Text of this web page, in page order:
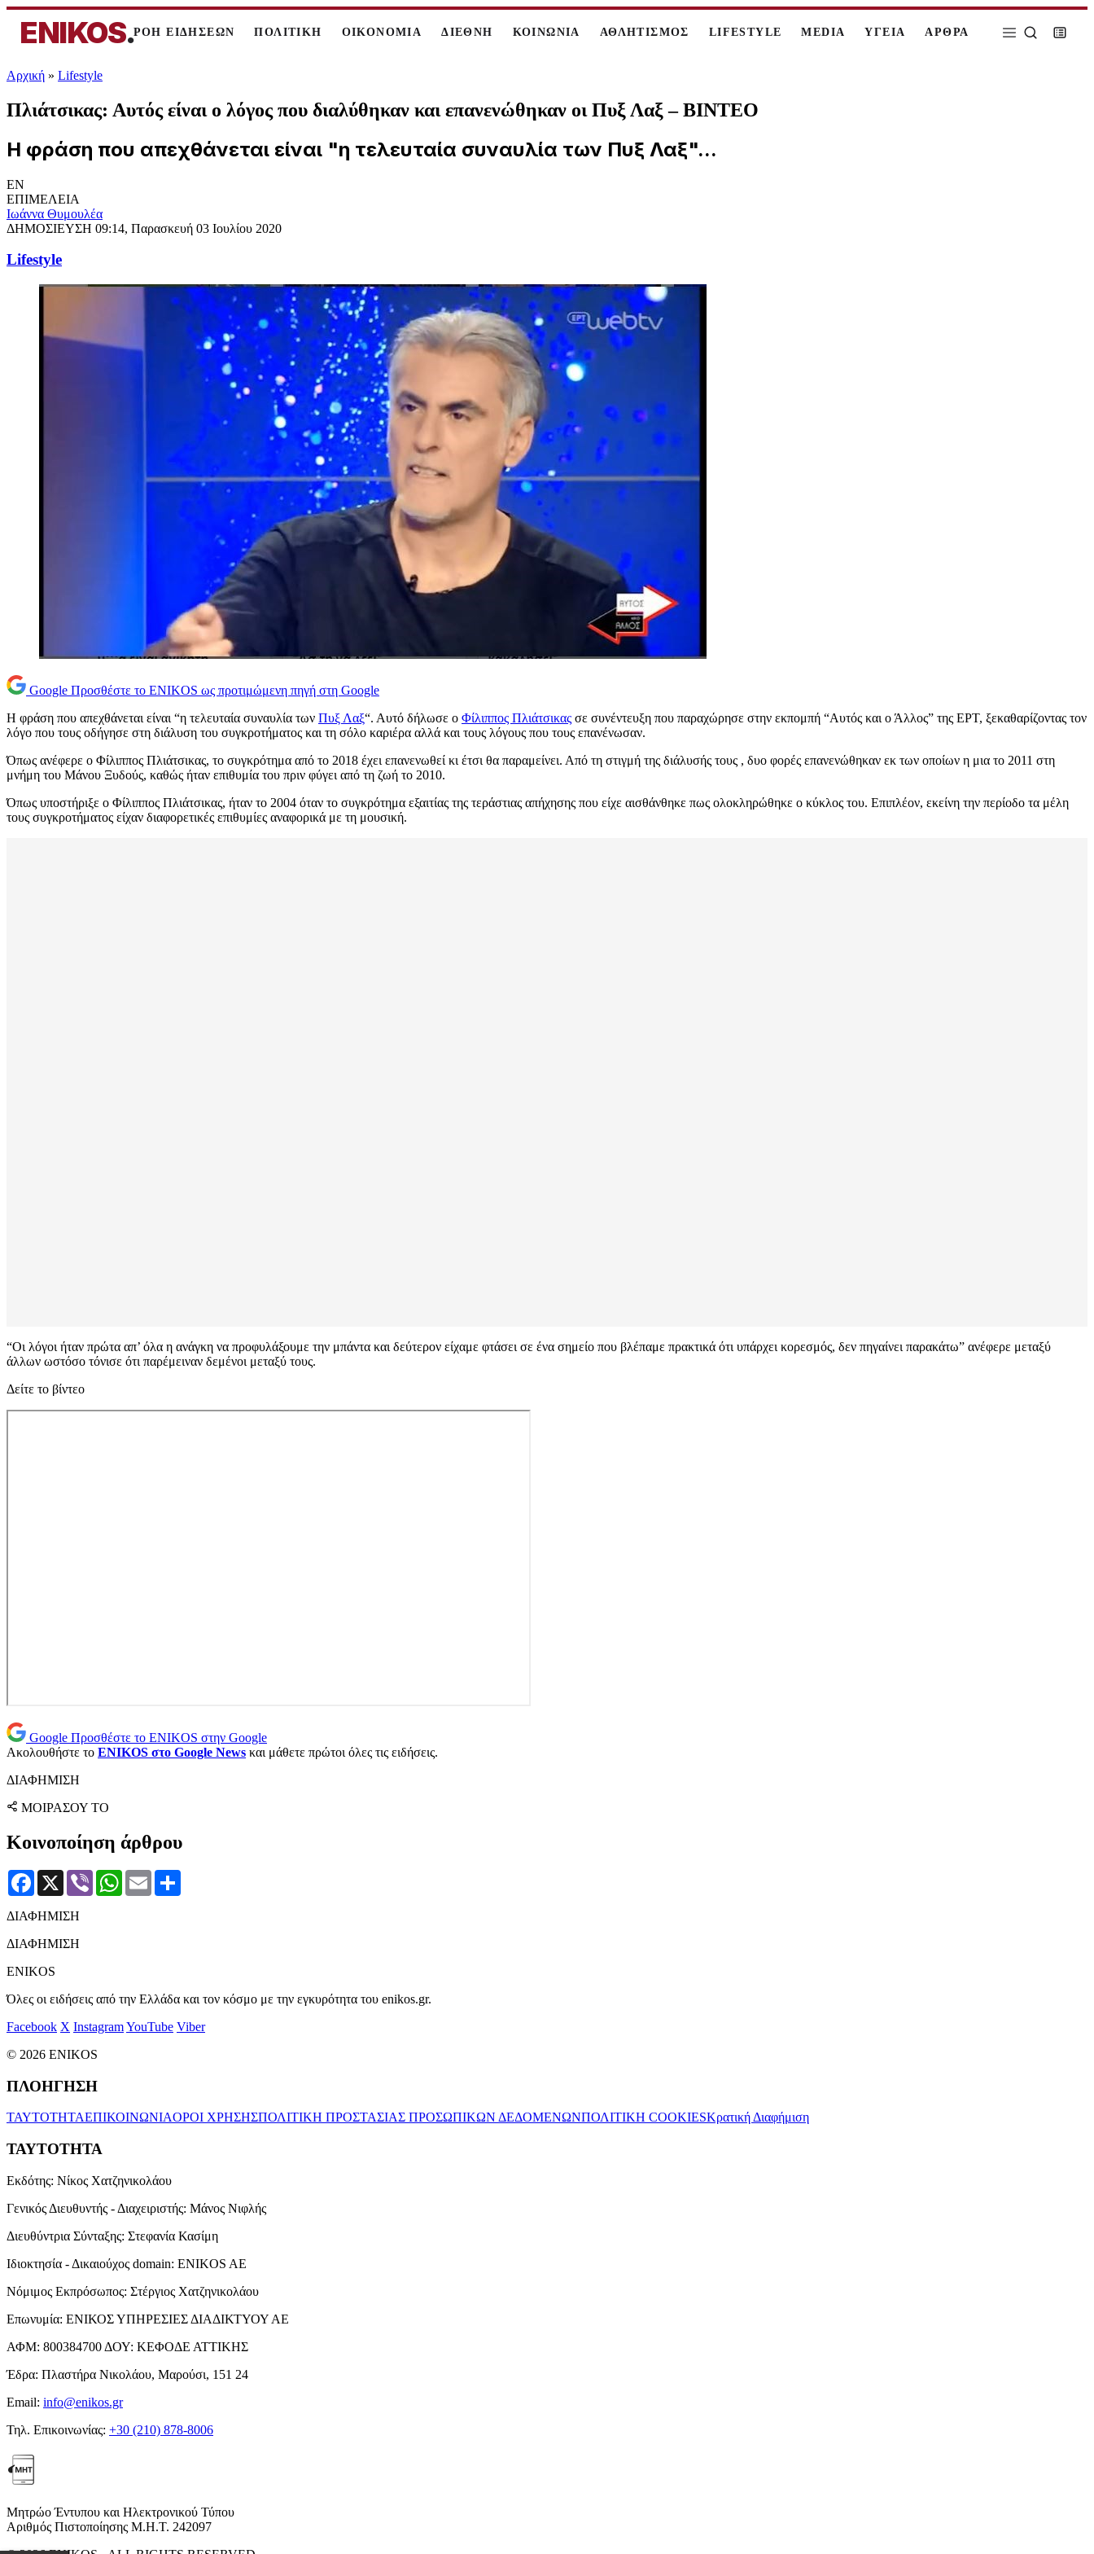
ENIKOS.ΡΟΗ ΕΙΔΗΣΕΩΝ ΠΟΛΙΤΙΚΗ ΟΙΚΟΝΟΜΙΑ ΔΙΕΘΝΗ ΚΟΙΝΩΝΙΑ ΑΘΛΗΤΙΣΜΟΣ LIFESTYLE MEDIA ΥΓΕΙΑ ΑΡΘΡΑ
Αρχική » Lifestyle
Πλιάτσικας: Αυτός είναι ο λόγος που διαλύθηκαν και επανενώθηκαν οι Πυξ Λαξ – ΒΙΝΤΕΟ
Η φράση που απεχθάνεται είναι "η τελευταία συναυλία των Πυξ Λαξ"...
EN
ΕΠΙΜΕΛΕΙΑ
Ιωάννα Θυμουλέα
ΔΗΜΟΣΙΕΥΣΗ 09:14, Παρασκευή 03 Ιουλίου 2020
Lifestyle
Google Προσθέστε το ENIKOS ως προτιμώμενη πηγή στη Google
Η φράση που απεχθάνεται είναι “η τελευταία συναυλία των Πυξ Λαξ“. Αυτό δήλωσε ο Φίλιππος Πλιάτσικας σε συνέντευξη που παραχώρησε στην εκπομπή “Αυτός και ο Άλλος” της ΕΡΤ, ξεκαθαρίζοντας τον
λόγο που τους οδήγησε στη διάλυση του συγκροτήματος και τη σόλο καριέρα αλλά και τους λόγους που τους επανένωσαν.
Όπως ανέφερε ο Φίλιππος Πλιάτσικας, το συγκρότημα από το 2018 έχει επανενωθεί κι έτσι θα παραμείνει. Από τη στιγμή της διάλυσής τους , δυο φορές επανενώθηκαν εκ των οποίων η μια το 2011 στη
μνήμη του Μάνου Ξυδούς, καθώς ήταν επιθυμία του πριν φύγει από τη ζωή το 2010.
Όπως υποστήριξε ο Φίλιππος Πλιάτσικας, ήταν το 2004 όταν το συγκρότημα εξαιτίας της τεράστιας απήχησης που είχε αισθάνθηκε πως ολοκληρώθηκε ο κύκλος του. Επιπλέον, εκείνη την περίοδο τα μέλη
τους συγκροτήματος είχαν διαφορετικές επιθυμίες αναφορικά με τη μουσική.
“Οι λόγοι ήταν πρώτα απ’ όλα η ανάγκη να προφυλάξουμε την μπάντα και δεύτερον είχαμε φτάσει σε ένα σημείο που βλέπαμε πρακτικά ότι υπάρχει κορεσμός, δεν πηγαίνει παρακάτω” ανέφερε μεταξύ
άλλων ωστόσο τόνισε ότι παρέμειναν δεμένοι μεταξύ τους.
Δείτε το βίντεο
Google Προσθέστε το ENIKOS στην Google
Ακολουθήστε το ENIKOS στο Google News και μάθετε πρώτοι όλες τις ειδήσεις.
ΔΙΑΦΗΜΙΣΗ
ΜΟΙΡΑΣΟΥ ΤΟ
Κοινοποίηση άρθρου
Facebook
X Viber WhatsApp
Email
ΔΙΑΦΗΜΙΣΗ
ΔΙΑΦΗΜΙΣΗ
ENIKOS
Όλες οι ειδήσεις από την Ελλάδα και τον κόσμο με την εγκυρότητα του enikos.gr.
Facebook X InstagramYouTube Viber
© 2026 ENIKOS
ΠΛΟΗΓΗΣΗ
ΤΑΥΤΟΤΗΤΑΕΠΙΚΟΙΝΩΝΙΑΟΡΟΙ ΧΡΗΣΗΣΠΟΛΙΤΙΚΗ ΠΡΟΣΤΑΣΙΑΣ ΠΡΟΣΩΠΙΚΩΝ ΔΕΔΟΜΕΝΩΝΠΟΛΙΤΙΚΗ COOKIESΚρατική Διαφήμιση
ΤΑΥΤΟΤΗΤΑ
Εκδότης: Νίκος Χατζηνικολάου
Γενικός Διευθυντής - Διαχειριστής: Μάνος Νιφλής
Διευθύντρια Σύνταξης: Στεφανία Κασίμη
Ιδιοκτησία - Δικαιούχος domain: ENIKOS AE
Νόμιμος Εκπρόσωπος: Στέργιος Χατζηνικολάου
Επωνυμία: ΕΝΙΚΟΣ ΥΠΗΡΕΣΙΕΣ ΔΙΑΔΙΚΤΥΟΥ ΑΕ
ΑΦΜ: 800384700 ΔΟΥ: ΚΕΦΟΔΕ ΑΤΤΙΚΗΣ
Έδρα: Πλαστήρα Νικολάου, Μαρούσι, 151 24
Email: info@enikos.gr
Τηλ. Επικοινωνίας: +30 (210) 878-8006
Μητρώο Έντυπου και Ηλεκτρονικού Τύπου
Αριθμός Πιστοποίησης Μ.Η.Τ. 242097